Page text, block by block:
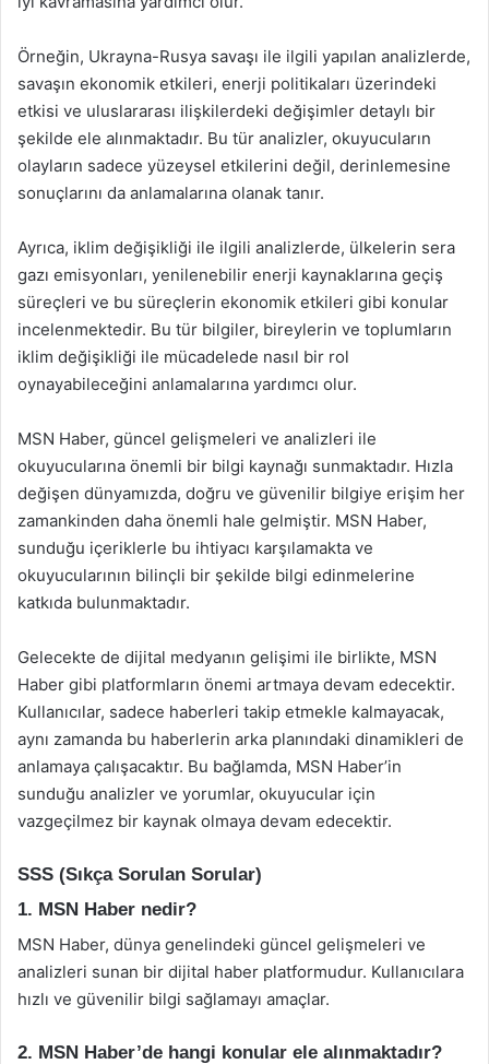
Örneğin, Ukrayna-Rusya savaşı ile ilgili yapılan analizlerde,
savaşın ekonomik etkileri, enerji politikaları üzerindeki
etkisi ve uluslararası ilişkilerdeki değişimler detaylı bir
şekilde ele alınmaktadır. Bu tür analizler, okuyucuların
olayların sadece yüzeysel etkilerini değil, derinlemesine
sonuçlarını da anlamalarına olanak tanır.
Ayrıca, iklim değişikliği ile ilgili analizlerde, ülkelerin sera
gazı emisyonları, yenilenebilir enerji kaynaklarına geçiş
süreçleri ve bu süreçlerin ekonomik etkileri gibi konular
incelenmektedir. Bu tür bilgiler, bireylerin ve toplumların
iklim değişikliği ile mücadelede nasıl bir rol
oynayabileceğini anlamalarına yardımcı olur.
MSN Haber, güncel gelişmeleri ve analizleri ile
okuyucularına önemli bir bilgi kaynağı sunmaktadır. Hızla
değişen dünyamızda, doğru ve güvenilir bilgiye erişim her
zamankinden daha önemli hale gelmiştir. MSN Haber,
sunduğu içeriklerle bu ihtiyacı karşılamakta ve
okuyucularının bilinçli bir şekilde bilgi edinmelerine
katkıda bulunmaktadır.
Gelecekte de dijital medyanın gelişimi ile birlikte, MSN
Haber gibi platformların önemi artmaya devam edecektir.
Kullanıcılar, sadece haberleri takip etmekle kalmayacak,
aynı zamanda bu haberlerin arka planındaki dinamikleri de
anlamaya çalışacaktır. Bu bağlamda, MSN Haber’in
sunduğu analizler ve yorumlar, okuyucular için
vazgeçilmez bir kaynak olmaya devam edecektir.
SSS (Sıkça Sorulan Sorular)
1. MSN Haber nedir?
MSN Haber, dünya genelindeki güncel gelişmeleri ve
analizleri sunan bir dijital haber platformudur. Kullanıcılara
hızlı ve güvenilir bilgi sağlamayı amaçlar.
2. MSN Haber’de hangi konular ele alınmaktadır?